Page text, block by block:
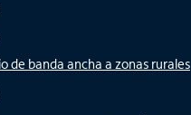
de banda ancha a zonas rurales